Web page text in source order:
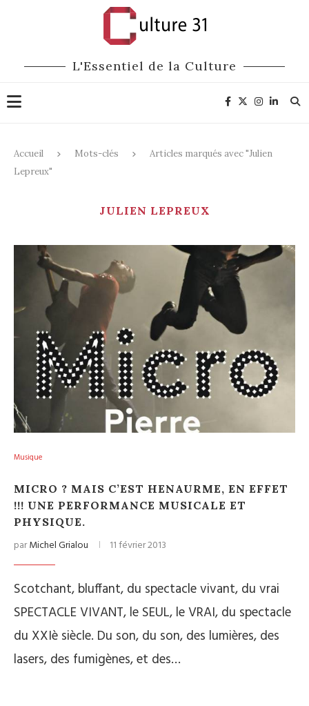
L'Essentiel de la Culture
Accueil Mots-clés
Articles marqués avec "Julien
Lepreux"
JULIEN LEPREUX
Musique
MICRO ? MAIS C’EST HENAURME, EN EFFET
!!! UNE PERFORMANCE MUSICALE ET
PHYSIQUE.
parMichel Grialou 11 février 2013
Scotchant, bluffant, du spectacle vivant, du vrai
SPECTACLE VIVANT, le SEUL, le VRAI, du spectacle
du XXIè siècle. Du son, du son, des lumières, des
lasers, des fumigènes, et des…